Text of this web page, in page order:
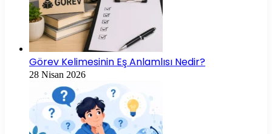
Görev Kelimesinin Eş Anlamlısı Nedir?
28 Nisan 2026